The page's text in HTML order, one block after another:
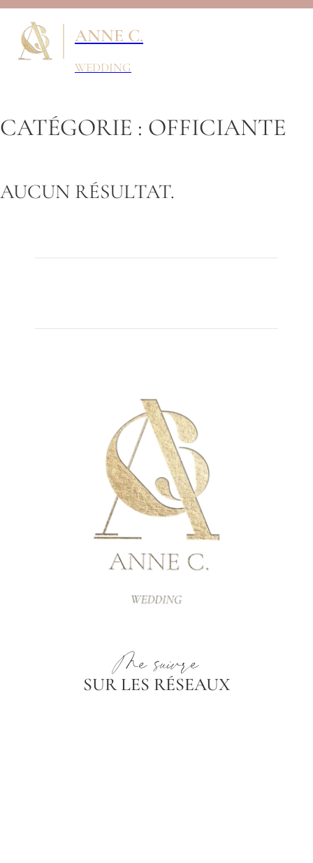
ANNE C.
WEDDING
CATÉGORIE : OFFICIANTE
AUCUN RÉSULTAT.
Me suivre
SUR LES RÉSEAUX